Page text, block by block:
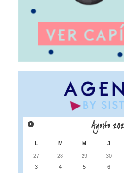
Agosto
L M M J
27 28 29 30
3
4 5 6